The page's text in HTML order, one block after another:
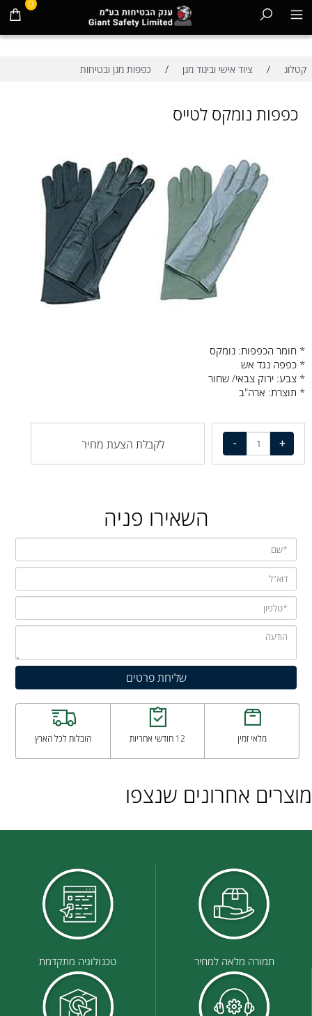
0
קטלוג / ציוד אישי וביגוד מגן / כפפות מגן ובטיחות
כפפות נומקס לטייס
* חומר הכפפות: נומקס
* כפפה נגד אש
* צבע: ירוק צבאי/ שחור
* תוצרת: ארה"ב
לקבלת הצעת מחיר
השאירו פניה
מלאי זמין 12 חודשי אחריות הובלות לכל הארץ
מוצרים אחרונים שנצפו
תמורה מלאה למחיר טכנולוגיה מתקדמת